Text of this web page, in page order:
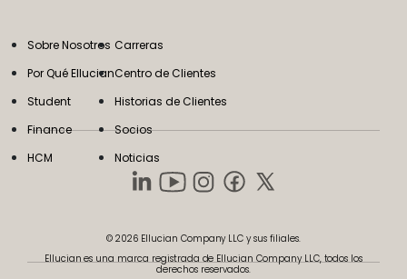
Sobre Nosotros
Por Qué Ellucian
Student
Finance
HCM
Carreras
Centro de Clientes
Historias de Clientes
Socios
Noticias
© 2026 Ellucian Company LLC y sus filiales.
Ellucian es una marca registrada de Ellucian Company LLC, todos los
derechos reservados.